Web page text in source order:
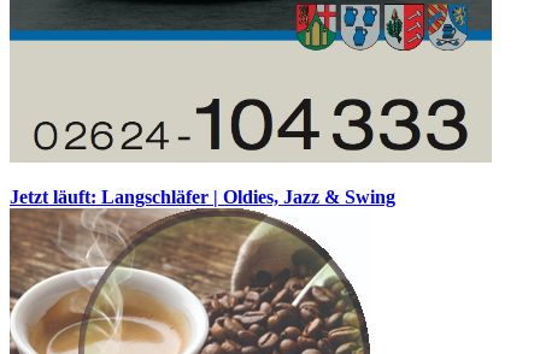
Jetzt läuft: Langschläfer | Oldies, Jazz & Swing